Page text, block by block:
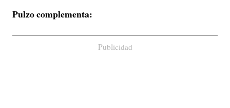
Pulzo complementa:
Publicidad